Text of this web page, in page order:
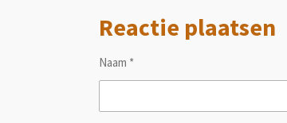
e
n
r
e
Reactie plaatsen
Naam *